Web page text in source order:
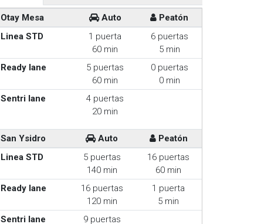
Otay Mesa Auto
Peatón
Linea STD
1 puerta
60 min
6 puertas
5 min
Ready lane
5 puertas
60 min
0 puertas
0 min
Sentri lane
4 puertas
20 min
San Ysidro Auto
Peatón
Linea STD
5 puertas
140 min
16 puertas
60 min
Ready lane
16 puertas
120 min
1 puerta
5 min
Sentri lane
9 puertas